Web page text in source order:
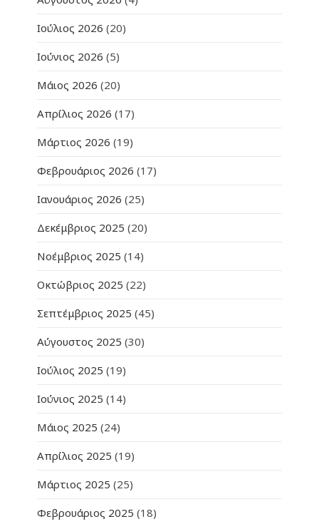
Ιούλιος 2026 (20)
Ιούνιος 2026 (5)
Μάιος 2026 (20)
Απρίλιος 2026 (17)
Μάρτιος 2026 (19)
Φεβρουάριος 2026 (17)
Ιανουάριος 2026 (25)
Δεκέμβριος 2025 (20)
Νοέμβριος 2025 (14)
Οκτώβριος 2025 (22)
Σεπτέμβριος 2025 (45)
Αύγουστος 2025 (30)
Ιούλιος 2025 (19)
Ιούνιος 2025 (14)
Μάιος 2025 (24)
Απρίλιος 2025 (19)
Μάρτιος 2025 (25)
Φεβρουάριος 2025 (18)